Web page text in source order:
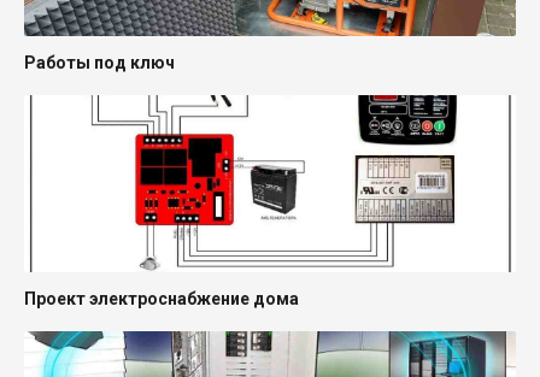
Работы под ключ
Проект электроснабжение дома